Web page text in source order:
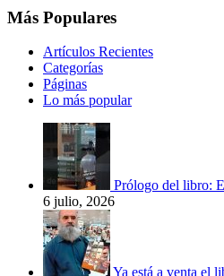
Más Populares
Artículos Recientes
Categorías
Páginas
Lo más popular
Prólogo del libro:
6 julio, 2026
Ya está a venta el